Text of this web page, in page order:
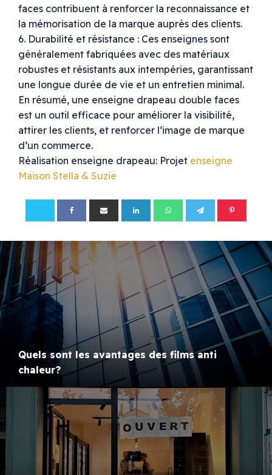
faces contribuent à renforcer la reconnaissance et
la mémorisation de la marque auprès des clients.
6. Durabilité et résistance : Ces enseignes sont
généralement fabriquées avec des matériaux
robustes et résistants aux intempéries, garantissant
une longue durée de vie et un entretien minimal.
En résumé, une enseigne drapeau double faces
est un outil efficace pour améliorer la visibilité,
attirer les clients, et renforcer l’image de marque
d’un commerce.
Réalisation enseigne drapeau: Projet enseigne
Maison Stella & Suzie
Quels sont les avantages des films anti
chaleur?